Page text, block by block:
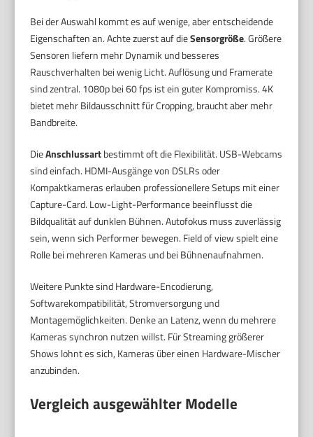
Bei der Auswahl kommt es auf wenige, aber entscheidende
Eigenschaften an. Achte zuerst auf dieSensorgröße. Größere
Sensoren liefern mehr Dynamik und besseres
Rauschverhalten bei wenig Licht. Auflösung und Framerate
sind zentral. 1080p bei 60 fps ist ein guter Kompromiss. 4K
bietet mehr Bildausschnitt für Cropping, braucht aber mehr
Bandbreite.
DieAnschlussartbestimmt oft die Flexibilität. USB-Webcams
sind einfach. HDMI-Ausgänge von DSLRs oder
Kompaktkameras erlauben professionellere Setups mit einer
Capture-Card. Low-Light-Performance beeinflusst die
Bildqualität auf dunklen Bühnen. Autofokus muss zuverlässig
sein, wenn sich Performer bewegen. Field of view spielt eine
Rolle bei mehreren Kameras und bei Bühnenaufnahmen.
Weitere Punkte sind Hardware-Encodierung,
Softwarekompatibilität, Stromversorgung und
Montagemöglichkeiten. Denke an Latenz, wenn du mehrere
Kameras synchron nutzen willst. Für Streaming größerer
Shows lohnt es sich, Kameras über einen Hardware-Mischer
anzubinden.
Vergleich ausgewählter Modelle